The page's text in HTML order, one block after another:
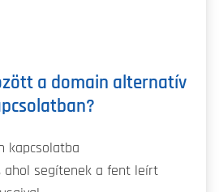
a domain alternatív
kapcsolatba
, ahol segítenek a fent leírt